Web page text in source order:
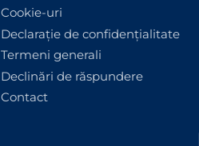
Cookie-uri
Declarație de confidențialitate
Termeni generali
Declinări de răspundere
Contact